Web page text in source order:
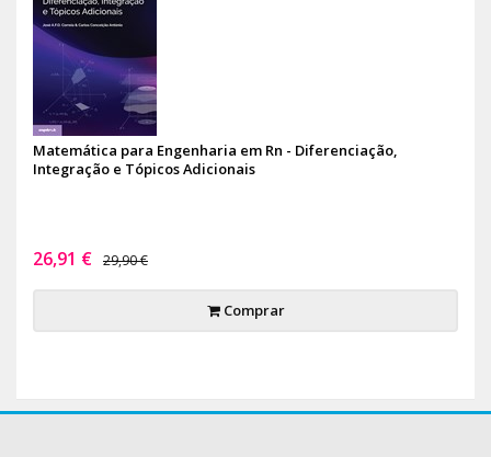
Matemática para Engenharia em Rn - Diferenciação,
Integração e Tópicos Adicionais
26,91 € 29,90 €
Comprar